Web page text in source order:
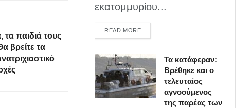
τα παιδιά τους
βρείτε τα
εκατομμυρίου...
READ MOREDETAILS
Τα κατάφεραν:
Βρέθηκε και ο
τελευταίος
αγνοούμενος
της παρέας των